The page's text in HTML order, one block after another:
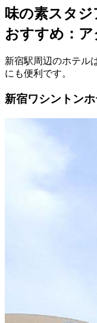
味の素スタジ
おすすめ：
新宿駅周辺のホテル
にも便利です。
新宿ワシントン